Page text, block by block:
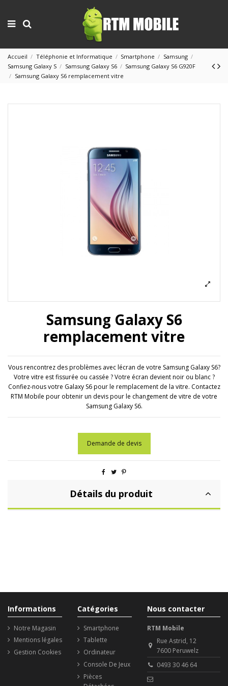
Accueil Téléphonie et Informatique Smartphone
Samsung
Samsung Galaxy S
Samsung Galaxy S6
Samsung Galaxy S6 G920F
Samsung Galaxy S6 remplacement vitre
Samsung Galaxy S6
remplacement vitre
Vous rencontrez des problèmes avec lécran de votre Samsung Galaxy S6?
Votre vitre est fissurée ou cassée ? Votre écran devient noir ou blanc ?
Confiez-nous votre Galaxy S6 pour le remplacement de la vitre. Contactez
RTM Mobile pour obtenir un devis pour le changement de vitre de votre
Samsung Galaxy S6.
Demande de devis
Détails du produit
Informations
Notre Magasin
Mentions légales
Gestion Cookies
Catégories
Smartphone
Tablette
Ordinateur
Console De Jeux
Pièces
Nous contacter
RTM Mobile
Rue Astrid, 12
7600 Peruwelz
0493 30 46 64